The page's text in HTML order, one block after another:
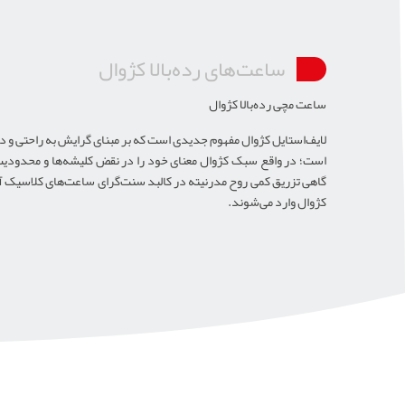
ساعت‌های رده‌بالا کژوال
ساعت مچی رده‌بالا کژوال
لایف‌استایل کژوال مفهوم جدیدی است که بر مبنای گرایش به
است؛ در واقع سبک کژوال معنای خود را در نقض کلیشه‌ها و
گاهی تزریق کمی روح مدرنیته در کالبد سنت‌گرای ساعت‌های
کژوال وارد می‌شوند.